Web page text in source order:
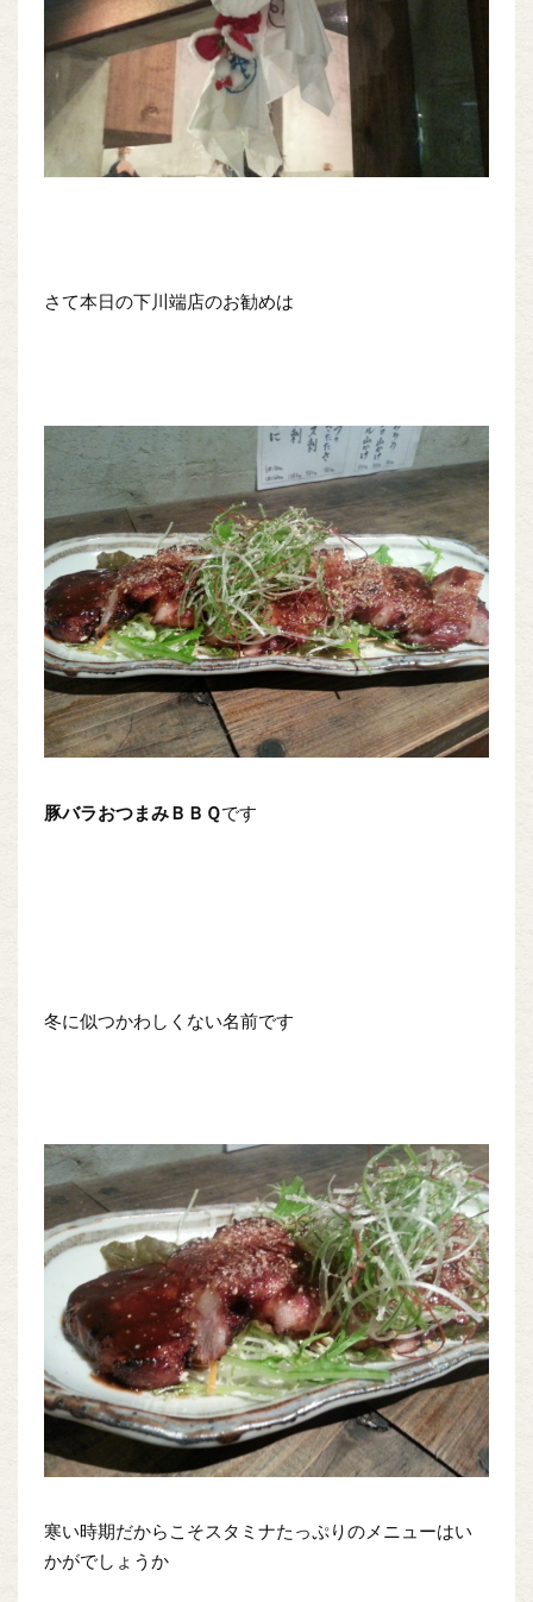
さて本日の下川端店のお勧めは
豚バラおつまみＢＢＱです
冬に似つかわしくない名前です
寒い時期だからこそスタミナたっぷりのメニューはい
かがでしょうか